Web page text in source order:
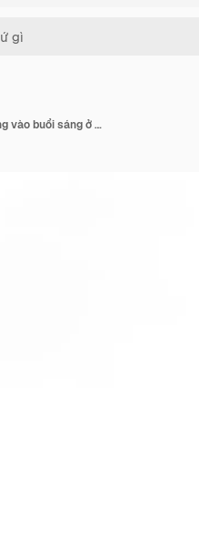
Một cô gái trẻ hấp dẫn mặc đồ ngủ uống cà phê trên ban công vào buổi sáng ở thành phố Paris. Nhìn ra Khải Hoàn Môn.